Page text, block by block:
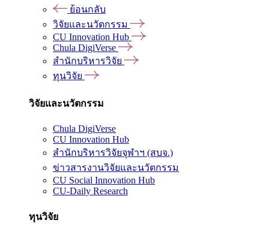
ย้อนกลับ
วิจัยและนวัตกรรม
CU Innovation Hub
Chula DigiVerse
สำนักบริหารวิจัย
ทุนวิจัย
วิจัยและนวัตกรรม
Chula DigiVerse
CU Innovation Hub
สำนักบริหารวิจัยจุฬาฯ (สบจ.)
ข่าวสารงานวิจัยและนวัตกรรม
CU Social Innovation Hub
CU-Daily Research
ทุนวิจัย